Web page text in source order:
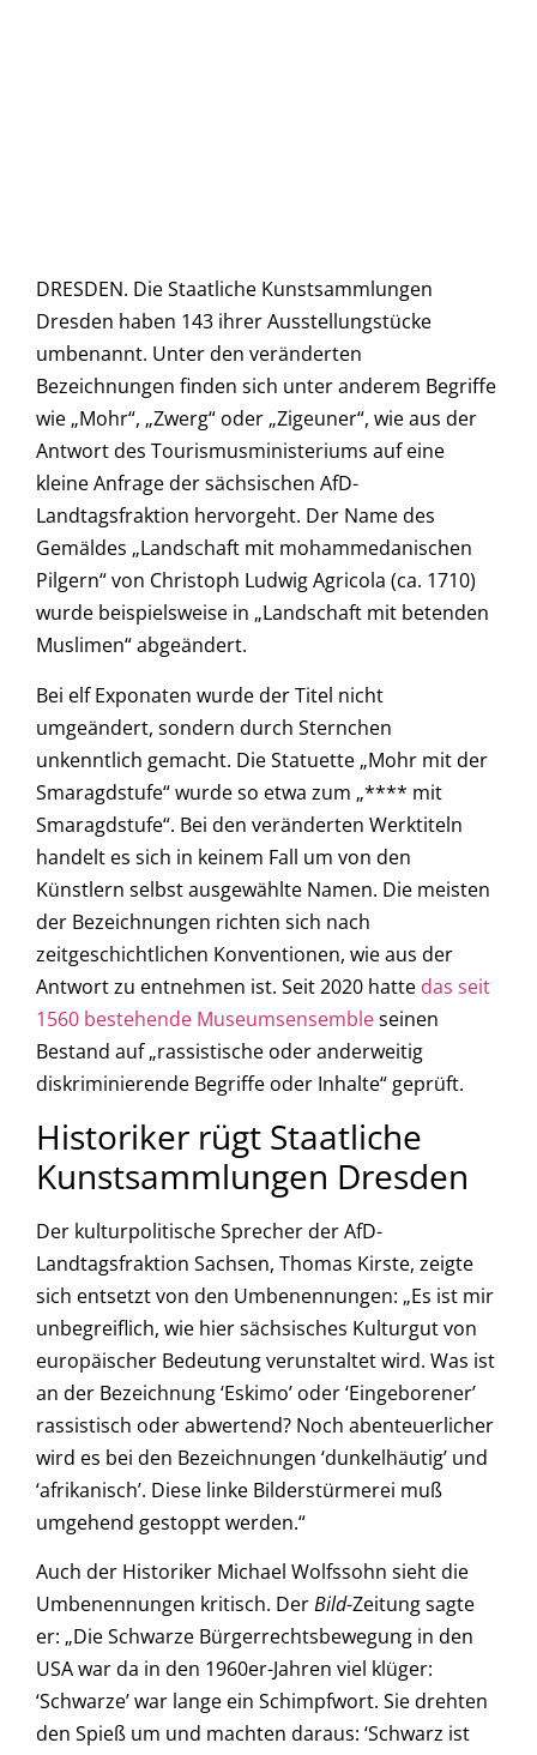
DRESDEN. Die Staatliche Kunstsammlungen
Dresden haben 143 ihrer Ausstellungstücke
umbenannt. Unter den veränderten
Bezeichnungen finden sich unter anderem Begriffe
wie „Mohr“, „Zwerg“ oder „Zigeuner“, wie aus der
Antwort des Tourismusministeriums auf eine
kleine Anfrage der sächsischen AfD-
Landtagsfraktion hervorgeht. Der Name des
Gemäldes „Landschaft mit mohammedanischen
Pilgern“ von Christoph Ludwig Agricola (ca. 1710)
wurde beispielsweise in „Landschaft mit betenden
Muslimen“ abgeändert.
Bei elf Exponaten wurde der Titel nicht
umgeändert, sondern durch Sternchen
unkenntlich gemacht. Die Statuette „Mohr mit der
Smaragdstufe“ wurde so etwa zum „**** mit
Smaragdstufe“. Bei den veränderten Werktiteln
handelt es sich in keinem Fall um von den
Künstlern selbst ausgewählte Namen. Die meisten
der Bezeichnungen richten sich nach
zeitgeschichtlichen Konventionen, wie aus der
Antwort zu entnehmen ist. Seit 2020 hatte das seit
1560 bestehende Museumsensembleseinen
Bestand auf „rassistische oder anderweitig
diskriminierende Begriffe oder Inhalte“ geprüft.
Historiker rügt Staatliche
Kunstsammlungen Dresden
Der kulturpolitische Sprecher der AfD-
Landtagsfraktion Sachsen, Thomas Kirste, zeigte
sich entsetzt von den Umbenennungen: „Es ist mir
unbegreiflich, wie hier sächsisches Kulturgut von
europäischer Bedeutung verunstaltet wird. Was ist
an der Bezeichnung ‘Eskimo’ oder ‘Eingeborener’
rassistisch oder abwertend? Noch abenteuerlicher
wird es bei den Bezeichnungen ‘dunkelhäutig’ und
‘afrikanisch’. Diese linke Bilderstürmerei muß
umgehend gestoppt werden.“
Auch der Historiker Michael Wolfssohn sieht die
Umbenennungen kritisch. DerBild-Zeitung sagte
er: „Die Schwarze Bürgerrechtsbewegung in den
USA war da in den 1960er-Jahren viel klüger:
‘Schwarze’ war lange ein Schimpfwort. Sie drehten
den Spieß um und machten daraus: ‘Schwarz ist